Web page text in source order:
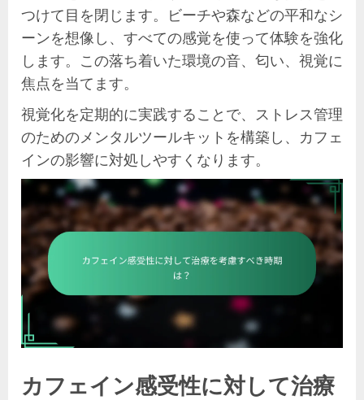
つけて目を閉じます。ビーチや森などの平和なシ
ーンを想像し、すべての感覚を使って体験を強化
します。この落ち着いた環境の音、匂い、視覚に
焦点を当てます。
視覚化を定期的に実践することで、ストレス管理
のためのメンタルツールキットを構築し、カフェ
インの影響に対処しやすくなります。
カフェイン感受性に対して治療